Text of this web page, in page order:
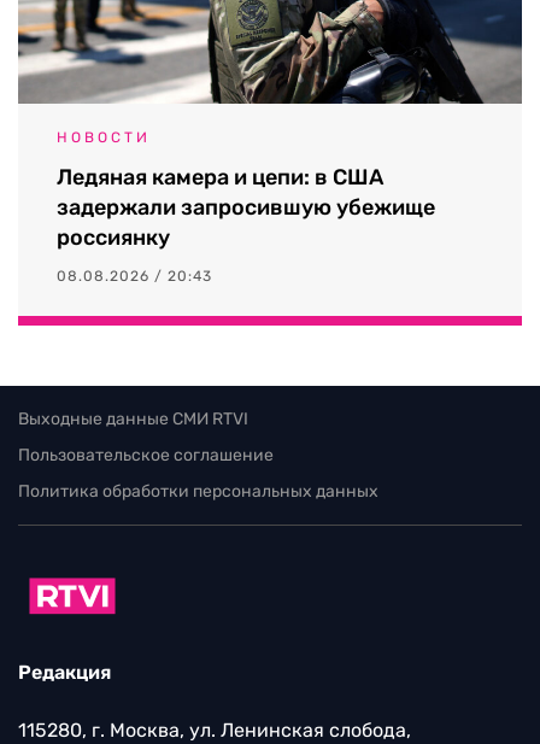
НОВОСТИ
Ледяная камера и цепи: в США
задержали запросившую убежище
россиянку
08.08.2026 / 20:43
Выходные данные СМИ RTVI
Пользовательское соглашение
Политика обработки персональных данных
Редакция
115280, г. Москва, ул. Ленинская слобода,